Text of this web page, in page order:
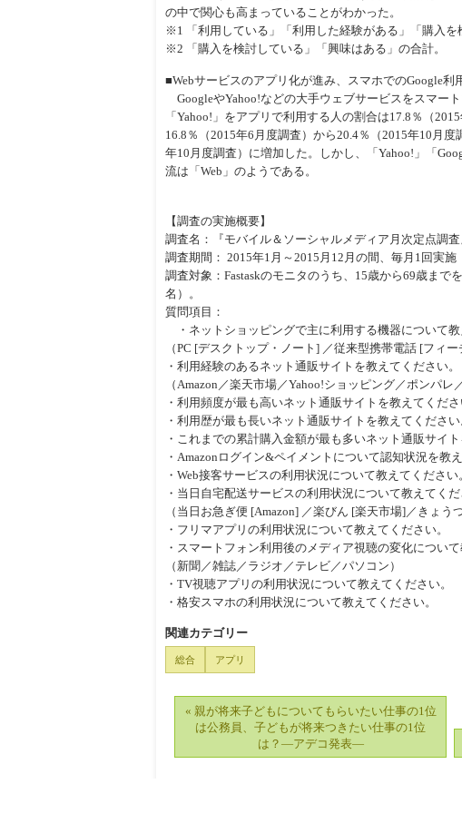
の中で関心も高まっていることがわかった。
※1 「利用している」「利用した経験がある」「購入を
※2 「購入を検討している」「興味はある」の合計。
■Webサービスのアプリ化が進み、スマホでのGoogle利
GoogleやYahoo!などの大手ウェブサービスをスマー
「Yahoo!」をアプリで利用する人の割合は17.8％（
16.8％（2015年6月度調査）から20.4％（2015年10月
年10月度調査）に増加した。しかし、「Yahoo!」「
流は「Web」のようである。
【調査の実施概要】
調査名：『モバイル＆ソーシャルメディア月次定点調査
調査期間： 2015年1月～2015月12月の間、毎月1回実施
調査対象：Fastaskのモニタのうち、15歳から69歳まで
名）。
質問項目：
・ネットショッピングで主に利用する機器について教
（PC [デスクトップ・ノート] ／従来型携帯電話 [フィ
・利用経験のあるネット通販サイトを教えてください。
（Amazon／楽天市場／Yahoo!ショッピング／ポンパレ
・利用頻度が最も高いネット通販サイトを教えてくださ
・利用歴が最も長いネット通販サイトを教えてください
・これまでの累計購入金額が最も多いネット通販サイト
・Amazonログイン&ペイメントについて認知状況を教
・Web接客サービスの利用状況について教えてください
・当日自宅配送サービスの利用状況について教えてくだ
（当日お急ぎ便 [Amazon] ／楽びん [楽天市場]／きょう
・フリマアプリの利用状況について教えてください。
・スマートフォン利用後のメディア視聴の変化について
（新聞／雑誌／ラジオ／テレビ／パソコン）
・TV視聴アプリの利用状況について教えてください。
・格安スマホの利用状況について教えてください。
関連カテゴリー
総合 アプリ
« 親が将来子どもについてもらいたい仕事の1位
は公務員、子どもが将来つきたい仕事の1位
は？―アデコ発表―